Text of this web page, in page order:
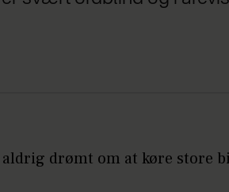
aldrig drømt om at køre store